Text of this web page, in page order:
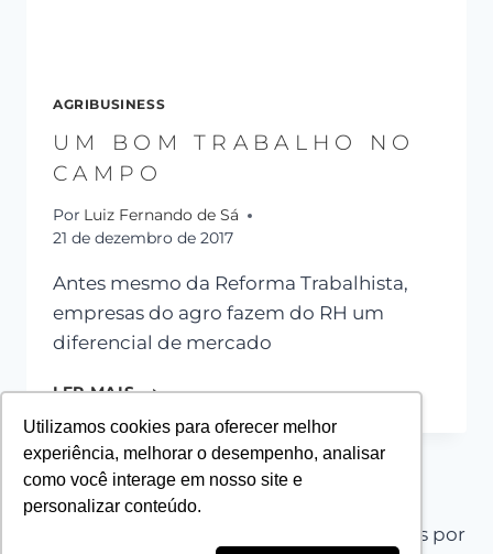
Utilizamos cookies para oferecer melhor
experiência, melhorar o desempenho, analisar
como você interage em nosso site e
personalizar conteúdo.
AGRIBUSINESS
UM BOM TRABALHO NO
CAMPO
Por Luiz Fernando de Sá
21 de dezembro de 2017
Antes mesmo da Reforma Trabalhista,
empresas do agro fazem do RH um
diferencial de mercado
LER MAIS
© 2026 PLANT PROJECT - Tema WordPress por